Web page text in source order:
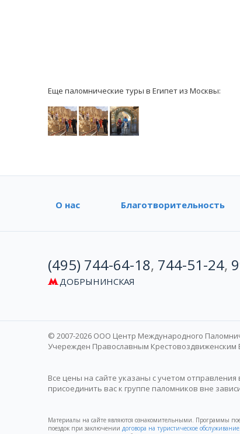
Еще паломнические туры в Египет из Москвы:
О нас Благотворительность
(495) 744-64-18, 744-51-24,
ДОБРЫНИНСКАЯ
© 2007-2026 ООО Центр Международного
Учережден Православным Крестовоздвиженским
Все цены на сайте указаны с учетом отправления
присоединить вас к группе паломников вне
Материалы на сайте являются ознакомительными. Программы
поездок при заключении договора на туристическое обслуживание